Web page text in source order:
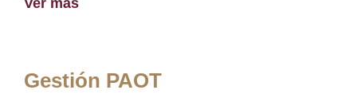
Ver más
Gestión PAOT